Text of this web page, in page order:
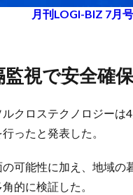
月刊LOGI-BIZ 7月
隔監視で安全確保
クロステクノロジーは
ったと発表した。
の可能性に加え、地域の
的に検証した。